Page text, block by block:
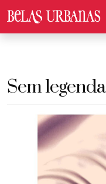
Sem legenda